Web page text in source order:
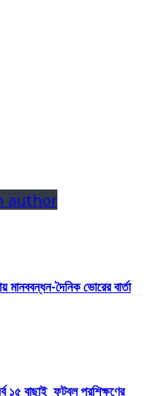
author
মানববন্ধন-দৈনিক ভোরের বার্তা
১৫ বাছাই ফুটবল প্রশিক্ষণের